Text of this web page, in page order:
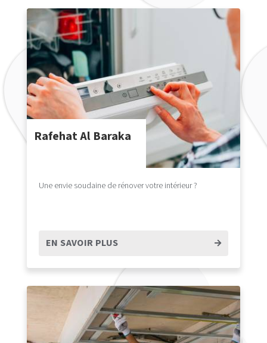
Rafehat Al Baraka
Une envie soudaine de rénover votre intérieur ?
EN SAVOIR PLUS